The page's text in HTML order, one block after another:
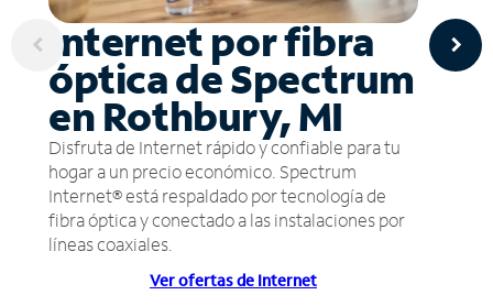
Internet por fibra
óptica de Spectrum
en Rothbury, MI
Disfruta de Internet rápido y confiable para tu
hogar a un precio económico. Spectrum
Internet® está respaldado por tecnología de
fibra óptica y conectado a las instalaciones por
líneas coaxiales.
Ver ofertas de Internet